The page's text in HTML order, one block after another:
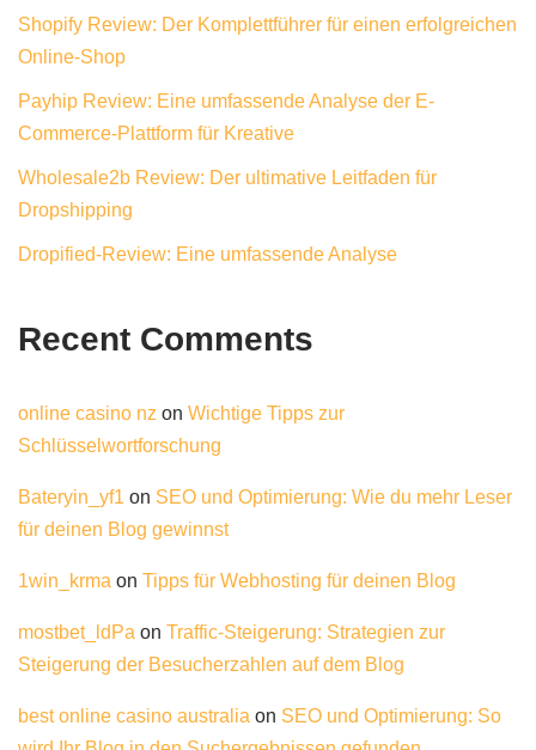
Shopify Review: Der Komplettführer für einen erfolgreichen
Online-Shop
Payhip Review: Eine umfassende Analyse der E-
Commerce-Plattform für Kreative
Wholesale2b Review: Der ultimative Leitfaden für
Dropshipping
Dropified-Review: Eine umfassende Analyse
Recent Comments
online casino nz on Wichtige Tipps zur
Schlüsselwortforschung
Bateryin_yf1 on SEO und Optimierung: Wie du mehr Leser
für deinen Blog gewinnst
1win_krma on Tipps für Webhosting für deinen Blog
mostbet_ldPa on Traffic-Steigerung: Strategien zur
Steigerung der Besucherzahlen auf dem Blog
best online casino australia on SEO und Optimierung: So